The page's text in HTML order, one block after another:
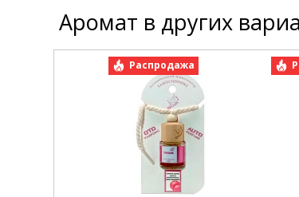
Аромат в других
Распродажа